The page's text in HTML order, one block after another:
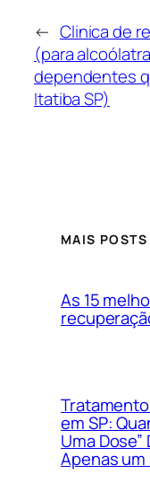
← Clinica de
(para
dependentes
Itatiba SP)
MAIS POSTS
As 15
em SP:
Uma
Apenas